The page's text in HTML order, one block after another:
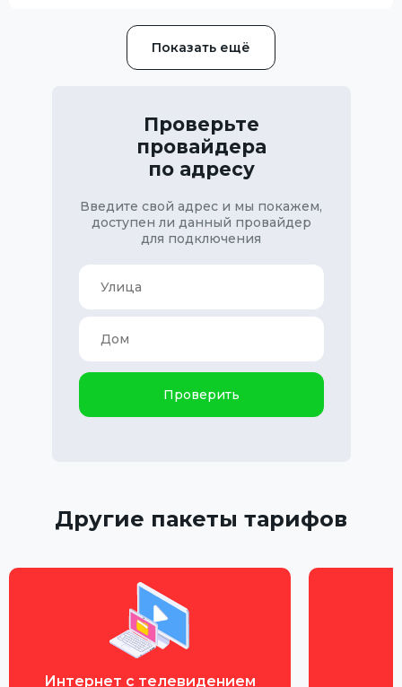
Показать ещё
Проверьте
провайдера
по адресу
Введите свой адрес и мы покажем,
доступен ли данный провайдер
для подключения
Проверить
Другие пакеты тарифов
Интернет с телевидением